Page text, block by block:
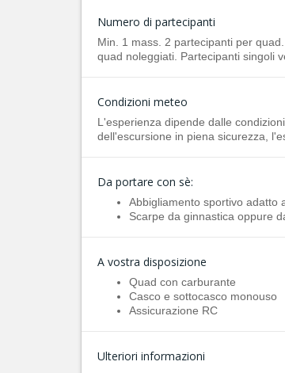
Numero di partecipanti
Min. 1 mass. 2 partecipanti per
quad noleggiati. Partecipanti singoli
Condizioni meteo
L'esperienza dipende dalle
dell'escursione in piena sicurezza,
Da portare con sè:
Abbigliamento sportivo adatto
Scarpe da ginnastica oppure
A vostra disposizione
Quad con carburante
Casco e sottocasco monouso
Assicurazione RC
Ulteriori informazioni